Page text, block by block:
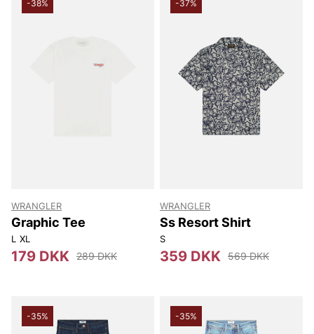
-38%
WRANGLER
Graphic Tee
L XL
179 DKK 289 DKK
-37%
WRANGLER
Ss Resort Shirt
S
359 DKK 569 DKK
-35% -35%